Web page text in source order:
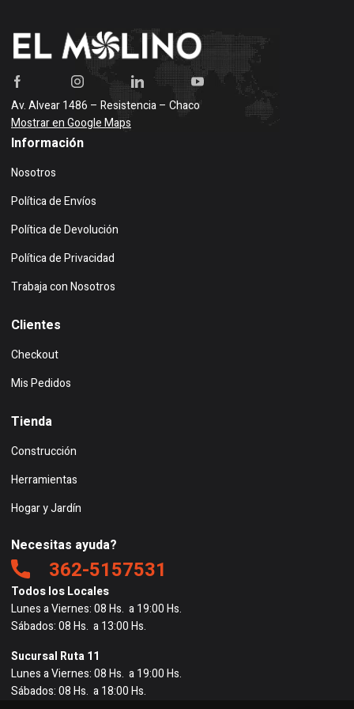
Av. Alvear 1486 – Resistencia – Chaco
Mostrar en Google Maps
Información
Nosotros
Política de Envíos
Política de Devolución
Política de Privacidad
Trabaja con Nosotros
Clientes
Checkout
Mis Pedidos
Tienda
Construcción
Herramientas
Hogar y Jardín
Necesitas ayuda?
362-5157531
Todos los Locales
Lunes a Viernes: 08 Hs. a 19:00 Hs.
Sábados: 08 Hs. a 13:00 Hs.
Sucursal Ruta 11
Lunes a Viernes: 08 Hs. a 19:00 Hs.
Sábados: 08 Hs. a 18:00 Hs.